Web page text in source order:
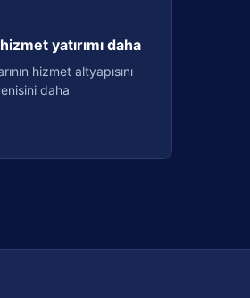
yatırımı daha
hizmet altyapısını
daha